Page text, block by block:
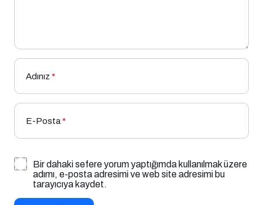
Adınız *
E-Posta*
Bir dahaki sefere yorum yaptığımda kullanılmak üzere
adımı, e-posta adresimi ve web site adresimi bu
tarayıcıya kaydet.